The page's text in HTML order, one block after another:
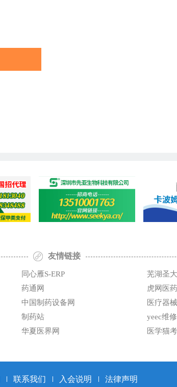
友情链接
同心雁S-ERP 芜湖圣
药通网 虎网医
中国制药设备网 医疗器
制药站 yeec维
华夏医界网 医学猫
联系我们 入会说明 法律声明